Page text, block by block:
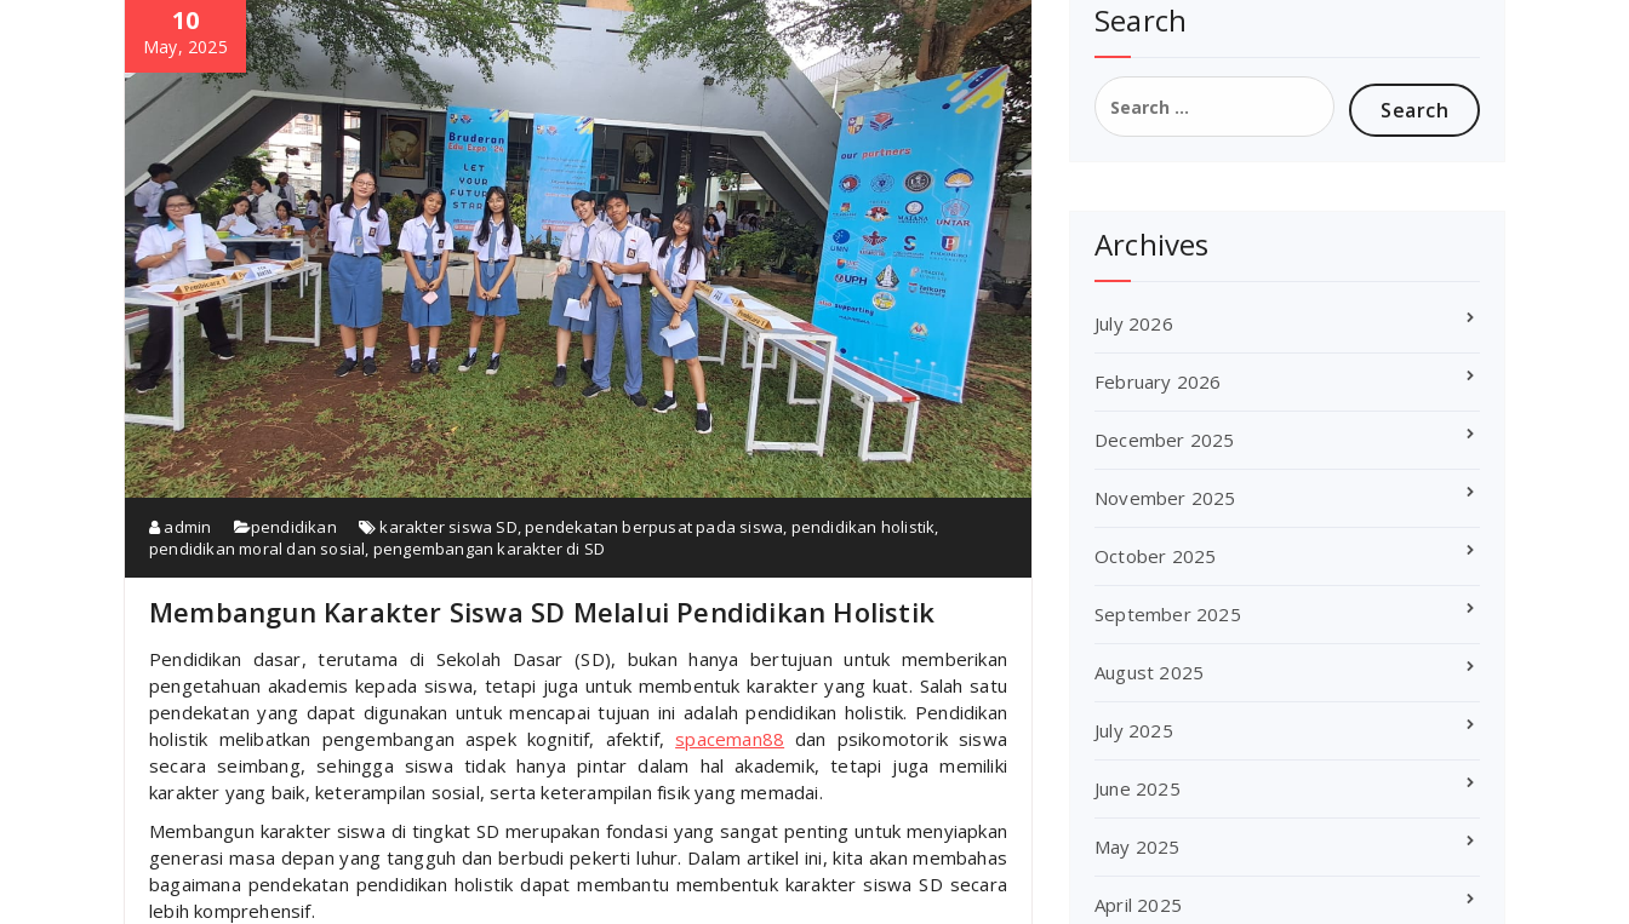
10
May, 2025
admin pendidikan karakter siswa SD,pendekatan berpusat pada siswa, pendidikan holistik,
pendidikan moral dan sosial, pengembangan karakter di SD
Membangun Karakter Siswa SD Melalui Pendidikan Holistik
Pendidikan dasar, terutama di Sekolah Dasar (SD), bukan hanya bertujuan untuk memberikan
pengetahuan akademis kepada siswa, tetapi juga untuk membentuk karakter yang kuat. Salah satu
pendekatan yang dapat digunakan untuk mencapai tujuan ini adalah pendidikan holistik. Pendidikan
holistik melibatkan pengembangan aspek kognitif, afektif, spaceman88 dan psikomotorik siswa
secara seimbang, sehingga siswa tidak hanya pintar dalam hal akademik, tetapi juga memiliki
karakter yang baik, keterampilan sosial, serta keterampilan fisik yang memadai.
Membangun karakter siswa di tingkat SD merupakan fondasi yang sangat penting untuk menyiapkan
generasi masa depan yang tangguh dan berbudi pekerti luhur. Dalam artikel ini, kita akan membahas
bagaimana pendekatan pendidikan holistik dapat membantu membentuk karakter siswa SD secara
lebih komprehensif.
Search
Search
for:
Archives
July 2026
February 2026
December 2025
November 2025
October 2025
September 2025
August 2025
July 2025
June 2025
May 2025
April 2025